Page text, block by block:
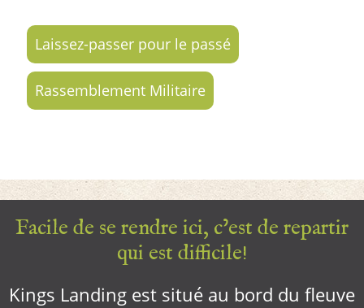
Laissez-passer pour le passé
Rassemblement Militaire
Facile de se rendre ici, c’est de repartir
qui est difficile!
Kings Landing est situé au bord du fleuve